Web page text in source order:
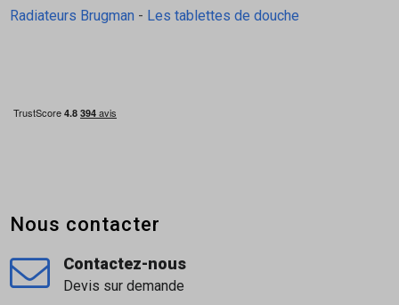
tranquillité d'une solution testée et validée par les
Pour une étanchéité complète et durable, utilisez la BE14
aqua stop
Le Primaire d'Accrochage :
bouche-pores et adhérence | Weberprim RP |
Radiateurs Brugman - Les tablettes de douche
Nous contacter
Contactez-nous
Devis sur demande